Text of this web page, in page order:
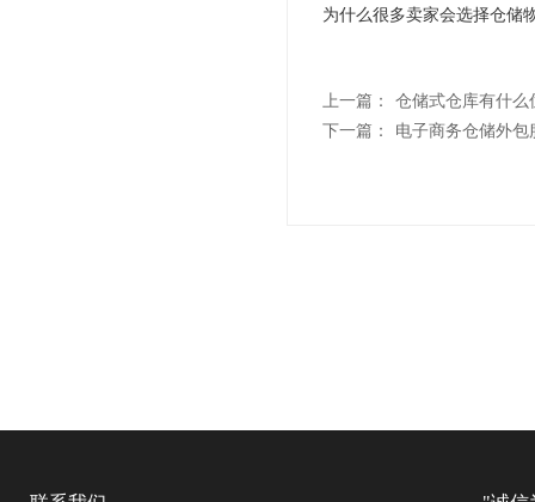
为什么很多卖家会选择仓储
上一篇：
仓储式仓库有什么
下一篇：
电子商务仓储外包